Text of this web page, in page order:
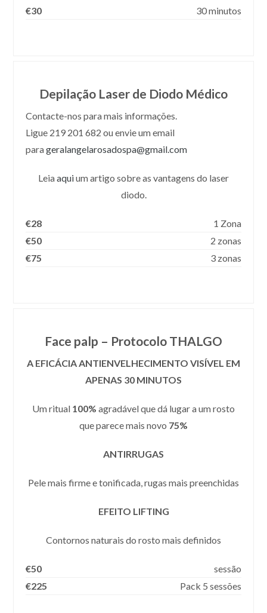
€30 30 minutos
Depilação Laser de Diodo Médico
Contacte-nos para mais informações.
Ligue 219 201 682 ou envie um email
parageralangelarosadospa@gmail.com
Leiaaquium artigo sobre as vantagens do laser
diodo.
€28
1 Zona
€50
2 zonas
€75
3 zonas
Face palp – Protocolo THALGO
A EFICÁCIA ANTIENVELHECIMENTO VISÍVEL EM
APENAS 30 MINUTOS
Um ritual 100% agradável que dá lugar a um rosto
que parece mais novo 75%
ANTIRRUGAS
Pele mais firme e tonificada, rugas mais preenchidas
EFEITO LIFTING
Contornos naturais do rosto mais definidos
€50
sessão
€225
Pack 5 sessões